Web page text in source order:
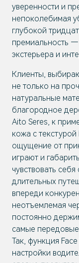
уверенности и
непоколебимая
глубокой
премиальность
экстерьера и
Клиенты,
не только на
натуральные
благородное
Aito Seres, к
кожа с
ощущение от
играют и
чувствовать
длительных
впереди
неотъемлемая
постоянно
самые
Так, функция
настройки